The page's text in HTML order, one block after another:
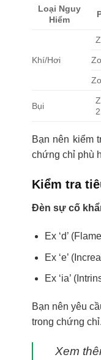
Loại Nguy
Hiểm
Khí/Hơi
Bụi
Bạn nên kiểm
chứng chỉ phù
Kiểm tra
Đèn sự cố
Ex ‘d’
Ex ‘e’
Ex ‘ia’
Bạn nên yêu
trong chứng chỉ.
Xem